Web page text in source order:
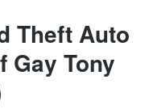
Theft Auto
Gay Tony